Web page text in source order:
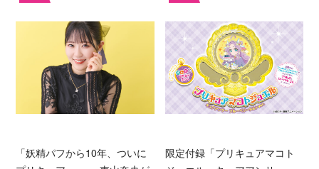
「妖精パフから10年、ついに
限定付録「プリキュアマコト